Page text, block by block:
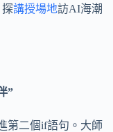
探講授場地訪AI海潮
”
第二個if語句。大師